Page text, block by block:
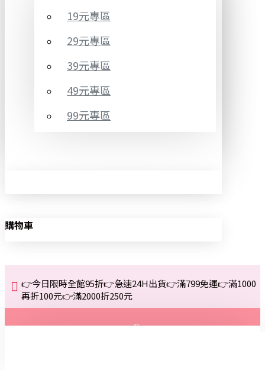
19元專區
29元專區
39元專區
49元專區
99元專區
購物車
👉今日限時全館95折👉急速24H出貨👉滿799免運👉滿1000
再折100元👉滿2000折250元